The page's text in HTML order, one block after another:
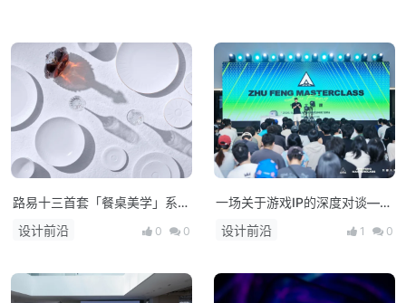
路易十三首套「餐桌美学」系列
正式揭晓
设计前沿 0 0
一场关于游戏IP的深度对谈——
朱峰大师课·次世代预研会在上
海举办
设计前沿 1 0